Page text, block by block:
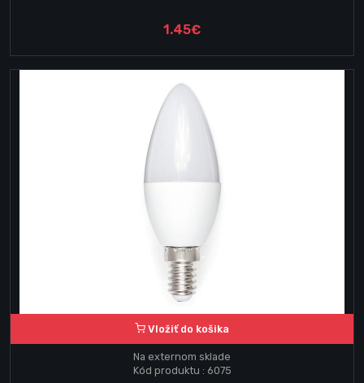
1.45€
Vložiť do košika
Na externom sklade
Kód produktu : 6075